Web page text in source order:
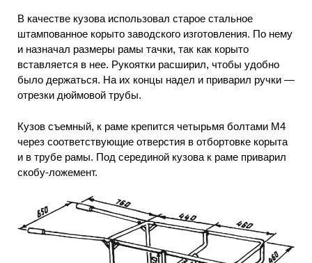
В качестве кузова использовал старое стальное
штампованное корыто заводского изготовления. По нему
и назначал размеры рамы тачки, так как корыто
вставляется в нее. Рукоятки расширил, чтобы удобно
было держаться. На их концы надел и приварил ручки —
отрезки дюймовой трубы.
Кузов съемный, к раме крепится четырьмя болтами М4
через соответствующие отверстия в отбортовке корыта
и в трубе рамы. Под серединой кузова к раме приварил
скобу-ложемент.